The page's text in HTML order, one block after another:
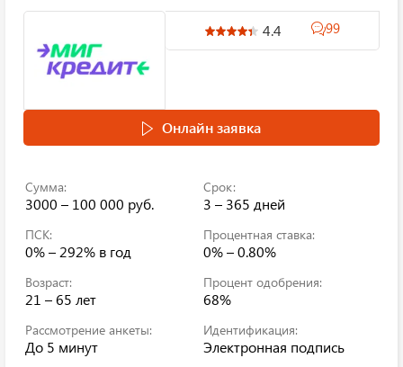
4.4 99
Онлайн заявка
Сумма:
3000 – 100 000 руб.
Срок:
3 – 365 дней
ПСК:
0% – 292% в год
Процентная ставка:
0% – 0.80%
Возраст:
21 – 65 лет
Процент одобрения:
68%
Рассмотрение анкеты:
До 5 минут
Идентификация:
Электронная подпись